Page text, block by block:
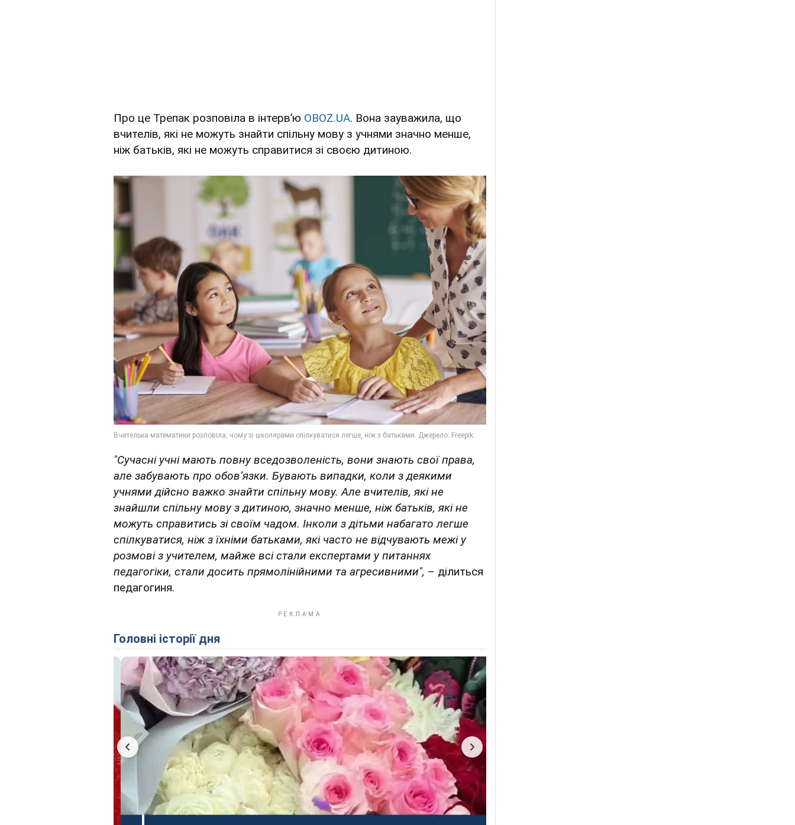
Про це Трепак розповіла в інтервʼю OBOZ.UA. Вона зауважила, що
вчителів, які не можуть знайти спільну мову з учнями значно менше,
ніж батьків, які не можуть справитися зі своєю дитиною.
"Сучасні учні мають повну вседозволеність, вони знають свої права,
але забувають про обов’язки. Бувають випадки, коли з деякими
учнями дійсно важко знайти спільну мову. Але вчителів, які не
знайшли спільну мову з дитиною, значно менше, ніж батьків, які не
можуть справитись зі своїм чадом. Інколи з дітьми набагато легше
спілкуватися, ніж з їхніми батьками, які часто не відчувають межі у
розмові з учителем, майже всі стали експертами у питаннях
педагогіки, стали досить прямолінійними та агресивними", – ділиться
педагогиня.
Головні історії дня